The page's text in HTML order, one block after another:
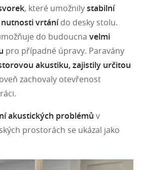
, které umožnilystabilní
nutnosti vrtánído desky stolu.
do budoucna velmi
pro případné úpravy. Paravány
akustiku, zajistily určitou
zachovaly otevřenost
akustických problémů v
prostorách se ukázal jako